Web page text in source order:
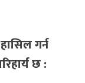
गर्न
छ :